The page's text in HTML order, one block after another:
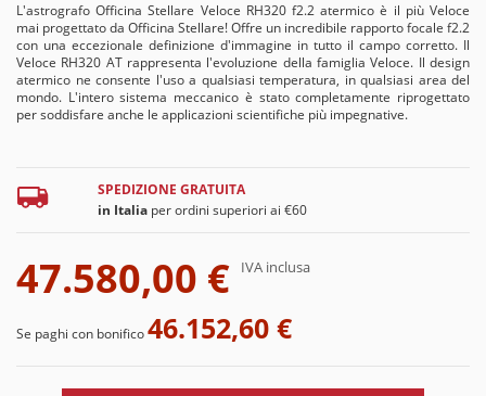
L'astrografo Officina Stellare Veloce RH320 f2.2 atermico è il più Veloce
mai progettato da Officina Stellare! Offre un incredibile rapporto focale f2.2
con una eccezionale definizione d'immagine in tutto il campo corretto. Il
Veloce RH320 AT rappresenta l'evoluzione della famiglia Veloce. Il design
atermico ne consente l'uso a qualsiasi temperatura, in qualsiasi area del
mondo. L'intero sistema meccanico è stato completamente riprogettato
per soddisfare anche le applicazioni scientifiche più impegnative.
SPEDIZIONE GRATUITA
in Italiaper ordini superiori ai €60
47.580,00 € IVA inclusa
Se paghi con bonifico46.152,60 €